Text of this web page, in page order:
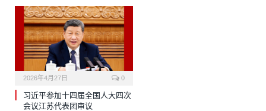
2026年4月27日 0
习近平参加十四届全国人大四次
会议江苏代表团审议